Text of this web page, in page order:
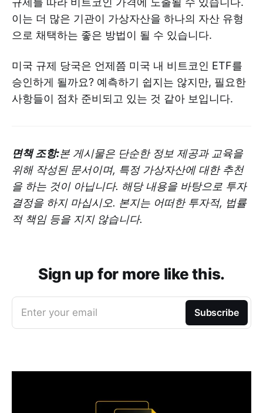
이는 더 많은 기관이 가상자산을 하나의 자산 유형
으로 채택하는 좋은 방법이 될 수 있습니다.
미국 규제 당국은 언제쯤 미국 내 비트코인 ETF를
승인하게 될까요? 예측하기 쉽지는 않지만, 필요한
사항들이 점차 준비되고 있는 것 같아 보입니다.
면책 조항:본 게시물은 단순한 정보 제공과 교육을
위해 작성된 문서이며, 특정 가상자산에 대한 추천
을 하는 것이 아닙니다. 해당 내용을 바탕으로 투자
결정을 하지 마십시오. 본지는 어떠한 투자적, 법률
적 책임 등을 지지 않습니다.
Sign up for more like this.
Enter your email Subscribe